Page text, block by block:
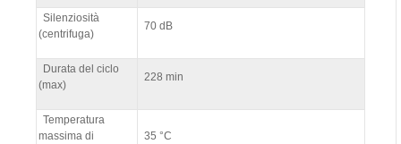
Silenziosità
(centrifuga)
70 dB
Durata del ciclo
(max)
228 min
Temperatura
massima di
35 °C